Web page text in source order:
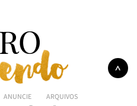
ANUNCIE ARQUIVOS